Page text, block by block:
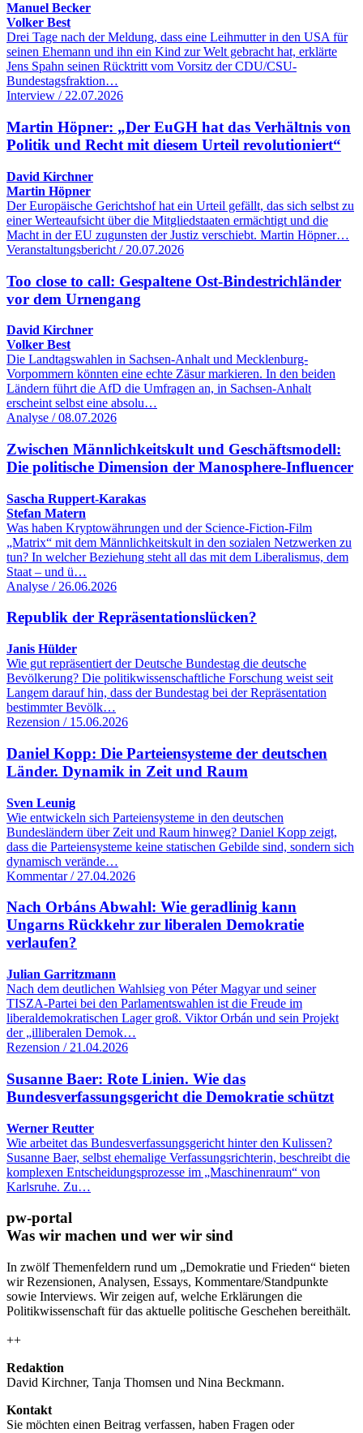
Manuel Becker
Volker Best
Drei Tage nach der Meldung, dass eine Leihmutter in den USA für
seinen Ehemann und ihn ein Kind zur Welt gebracht hat, erklärte
Jens Spahn seinen Rücktritt vom Vorsitz der CDU/CSU-
Bundestagsfraktion…
Interview / 22.07.2026
Martin Höpner: „Der EuGH hat das Verhältnis von
Politik und Recht mit diesem Urteil revolutioniert“
David Kirchner
Martin Höpner
Der Europäische Gerichtshof hat ein Urteil gefällt, das sich selbst zu
einer Werteaufsicht über die Mitgliedstaaten ermächtigt und die
Macht in der EU zugunsten der Justiz verschiebt. Martin Höpner…
Veranstaltungsbericht / 20.07.2026
Too close to call: Gespaltene Ost-Bindestrichländer
vor dem Urnengang
David Kirchner
Volker Best
Die Landtagswahlen in Sachsen-Anhalt und Mecklenburg-
Vorpommern könnten eine echte Zäsur markieren. In den beiden
Ländern führt die AfD die Umfragen an, in Sachsen-Anhalt
erscheint selbst eine absolu…
Analyse / 08.07.2026
Zwischen Männlichkeitskult und Geschäftsmodell:
Die politische Dimension der Manosphere-Influencer
Sascha Ruppert-Karakas
Stefan Matern
Was haben Kryptowährungen und der Science-Fiction-Film
„Matrix“ mit dem Männlichkeitskult in den sozialen Netzwerken zu
tun? In welcher Beziehung steht all das mit dem Liberalismus, dem
Staat – und ü…
Analyse / 26.06.2026
Republik der Repräsentationslücken?
Janis Hülder
Wie gut repräsentiert der Deutsche Bundestag die deutsche
Bevölkerung? Die politikwissenschaftliche Forschung weist seit
Langem darauf hin, dass der Bundestag bei der Repräsentation
bestimmter Bevölk…
Rezension / 15.06.2026
Daniel Kopp: Die Parteiensysteme der deutschen
Länder. Dynamik in Zeit und Raum
Sven Leunig
Wie entwickeln sich Parteiensysteme in den deutschen
Bundesländern über Zeit und Raum hinweg? Daniel Kopp zeigt,
dass die Parteiensysteme keine statischen Gebilde sind, sondern sich
dynamisch verände…
Kommentar / 27.04.2026
Nach Orbáns Abwahl: Wie geradlinig kann
Ungarns Rückkehr zur liberalen Demokratie
verlaufen?
Julian Garritzmann
Nach dem deutlichen Wahlsieg von Péter Magyar und seiner
TISZA-Partei bei den Parlamentswahlen ist die Freude im
liberaldemokratischen Lager groß. Viktor Orbán und sein Projekt
der „illiberalen Demok…
Rezension / 21.04.2026
Susanne Baer: Rote Linien. Wie das
Bundesverfassungsgericht die Demokratie schützt
Werner Reutter
Wie arbeitet das Bundesverfassungsgericht hinter den Kulissen?
Susanne Baer, selbst ehemalige Verfassungsrichterin, beschreibt die
komplexen Entscheidungsprozesse im „Maschinenraum“ von
Karlsruhe. Zu…
pw-portal
Was wir machen und wer wir sind
In zwölf Themenfeldern rund um „Demokratie und Frieden“ bieten
wir Rezensionen, Analysen, Essays, Kommentare/Standpunkte
sowie Interviews. Wir zeigen auf, welche Erklärungen die
Politikwissenschaft für das aktuelle politische Geschehen bereithält.
++
Redaktion
David Kirchner, Tanja Thomsen und Nina Beckmann.
Kontakt
Sie möchten einen Beitrag verfassen, haben Fragen oder